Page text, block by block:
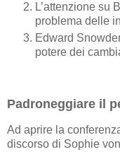
L’attenzione su
problema delle
Edward
potere dei
Padroneggiare il
Ad aprire la
discorso di Sophie